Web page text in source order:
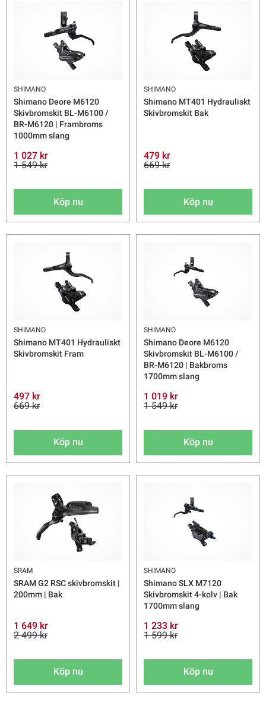
SHIMANO
Shimano Deore M6120
Skivbromskit BL-M6100 /
BR-M6120 | Frambroms
1000mm slang
1 027 kr
1 549 kr
Köp nu
SHIMANO
Shimano MT401 Hydrauliskt
Skivbromskit Bak
479 kr
669 kr
Köp nu
SHIMANO
Shimano MT401 Hydrauliskt
Skivbromskit Fram
497 kr
669 kr
Köp nu
SHIMANO
Shimano Deore M6120
Skivbromskit BL-M6100 /
BR-M6120 | Bakbroms
1700mm slang
1 019 kr
1 549 kr
Köp nu
SRAM
SRAM G2 RSC skivbromskit |
200mm | Bak
1 649 kr
2 499 kr
Köp nu
SHIMANO
Shimano SLX M7120
Skivbromskit 4-kolv | Bak
1700mm slang
1 233 kr
1 599 kr
Köp nu